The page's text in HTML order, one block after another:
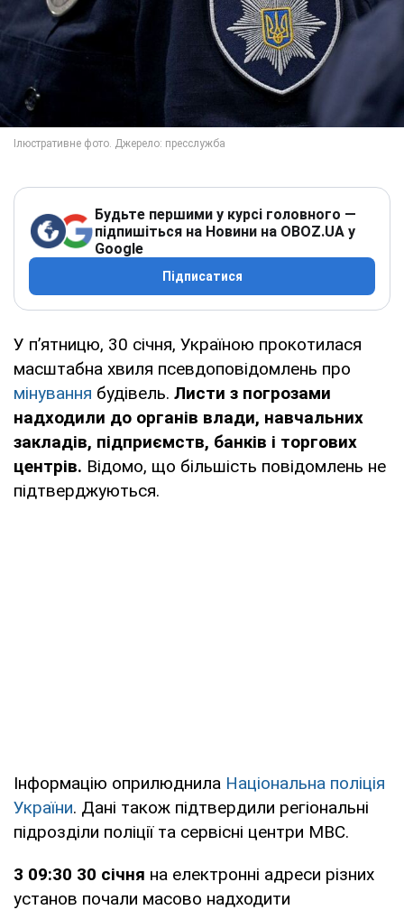
Будьте першими у курсі головного —
підпишіться на Новини на OBOZ.UA у
Google
Підписатися
У пʼятницю, 30 січня, Україною прокотилася
масштабна хвиля псевдоповідомлень про
мінування будівель. Листи з погрозами
надходили до органів влади, навчальних
закладів, підприємств, банків і торгових
центрів. Відомо, що більшість повідомлень не
підтверджуються.
Інформацію оприлюднила Національна поліція
України. Дані також підтвердили регіональні
підрозділи поліції та сервісні центри МВС.
3 09:30 30 січня на електронні адреси різних
установ почали масово надходити